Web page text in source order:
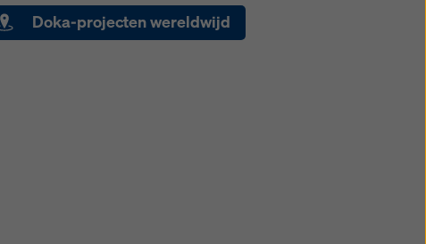
Doka-projecten wereldwijd